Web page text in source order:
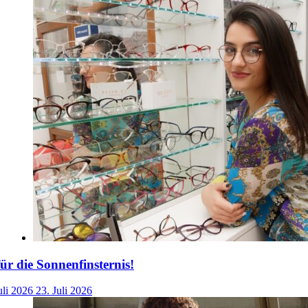
die Sonnenfinsternis!
2026 23. Juli 2026